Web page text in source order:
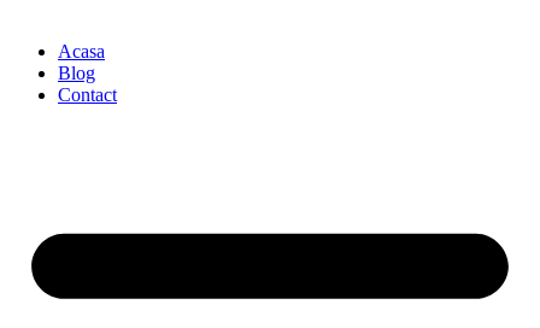
Acasa
Blog
Contact